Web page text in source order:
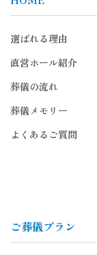
選ばれる理由
直営ホール紹介
葬儀の流れ
葬儀メモリー
よくあるご質問
ご葬儀プラン